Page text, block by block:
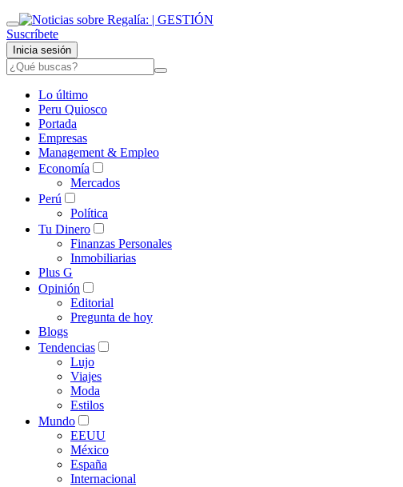
Suscríbete
Inicia sesión
Lo último
Peru Quiosco
Portada
Empresas
Management & Empleo
Economía
Mercados
Perú
Política
Tu Dinero
Finanzas Personales
Inmobiliarias
Plus G
Opinión
Editorial
Pregunta de hoy
Blogs
Tendencias
Lujo
Viajes
Moda
Estilos
Mundo
EEUU
México
España
Internacional